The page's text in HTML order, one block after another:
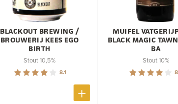
BLACKOUT BREWING /
BROUWERIJ KEES EGO
BIRTH
Stout 10,5%
8.1
MUIFEL
BLACK MAGIC
BA
Stout 10%